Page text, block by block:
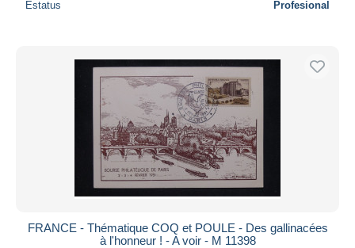
Estatus Profesional
FRANCE - Thématique COQ et POULE - Des gallinacées
à l'honneur ! - A voir - M 11398